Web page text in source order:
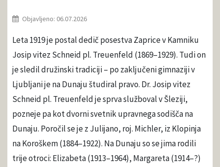
Objavljeno: 06.07.2026
Leta 1919 je postal dedič posestva Zaprice v Kamniku
Josip vitez Schneid pl. Treuenfeld (1869–1929). Tudi on
je sledil družinski tradiciji – po zaključeni gimnaziji v
Ljubljani je na Dunaju študiral pravo. Dr. Josip vitez
Schneid pl. Treuenfeld je sprva služboval v Šleziji,
pozneje pa kot dvorni svetnik upravnega sodišča na
Dunaju. Poročil se je z Julijano, roj. Michler, iz Klopinja
na Koroškem (1884–1922). Na Dunaju so se jima rodili
trije otroci: Elizabeta (1913–1964), Margareta (1914–?)